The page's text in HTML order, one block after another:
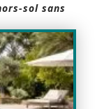
sol sans